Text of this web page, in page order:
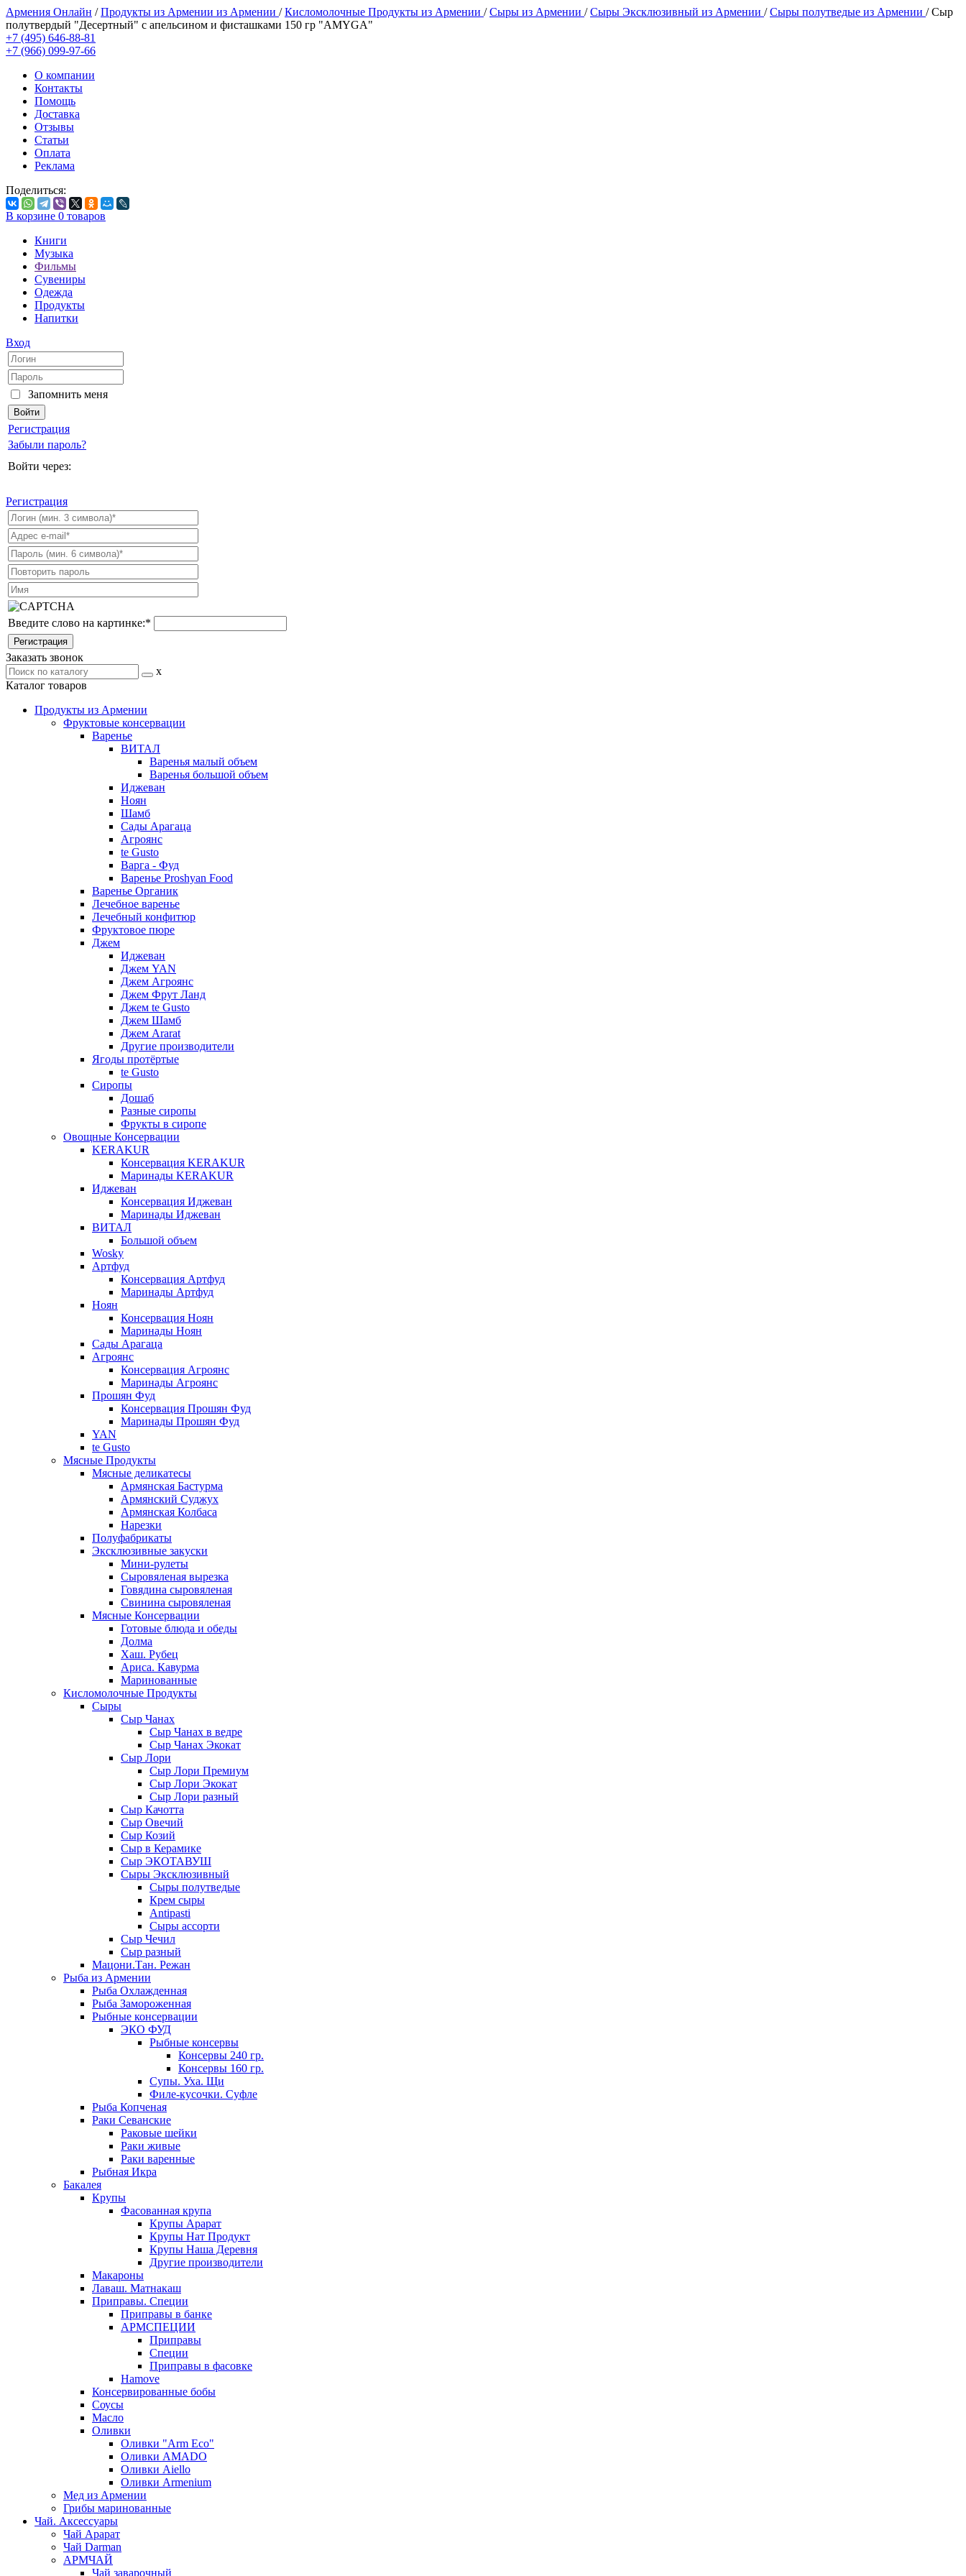
Армения Онлайн /Продукты из Армении из Армении /Кисломолочные Продукты из Армении /Сыры из Армении /Сыры Эксклюзивный из Армении /Сыры полутведые из Армении /Сыр
полутвердый "Десертный" с апельсином и фисташками 150 гр "AMYGA"
+7 (495) 646-88-81
+7 (966) 099-97-66
О компании
Контакты
Помощь
Доставка
Отзывы
Статьи
Оплата
Реклама
Поделиться:
В корзине 0 товаров
Книги
Музыка
Фильмы
Сувениры
Одежда
Продукты
Напитки
Вход
Запомнить меня
Регистрация
Забыли пароль?
Войти через:
Регистрация
Введите слово на картинке:*
Заказать звонок
x
Каталог товаров
Продукты из Армении
Фруктовые консервации
Варенье
ВИТАЛ
Варенья малый объем
Варенья большой объем
Иджеван
Ноян
Шамб
Сады Арагаца
Агроянс
te Gusto
Варга - Фуд
Варенье Proshyan Food
Варенье Органик
Лечебное варенье
Лечебный конфитюр
Фруктовое пюре
Джем
Иджеван
Джем YAN
Джем Агроянс
Джем Фрут Ланд
Джем te Gusto
Джем Шамб
Джем Ararat
Другие производители
Ягоды протёртые
te Gusto
Сиропы
Дошаб
Разные сиропы
Фрукты в сиропе
Овощные Консервации
KERAKUR
Консервация KERAKUR
Маринады KERAKUR
Иджеван
Консервация Иджеван
Маринады Иджеван
ВИТАЛ
Большой объем
Wosky
Артфуд
Консервация Артфуд
Маринады Артфуд
Ноян
Консервация Ноян
Маринады Ноян
Сады Арагаца
Агроянс
Консервация Агроянс
Маринады Агроянс
Прошян Фуд
Консервация Прошян Фуд
Маринады Прошян Фуд
YAN
te Gusto
Мясные Продукты
Мясные деликатесы
Армянская Бастурма
Армянский Суджух
Армянская Колбаса
Нарезки
Полуфабрикаты
Эксклюзивные закуски
Мини-рулеты
Сыровяленая вырезка
Говядина сыровяленая
Свинина сыровяленая
Мясные Консервации
Готовые блюда и обеды
Долма
Хаш. Рубец
Ариса. Кавурма
Маринованные
Кисломолочные Продукты
Сыры
Сыр Чанах
Сыр Чанах в ведре
Сыр Чанах Экокат
Сыр Лори
Сыр Лори Премиум
Сыр Лори Экокат
Сыр Лори разный
Сыр Качотта
Сыр Овечий
Сыр Козий
Сыр в Керамике
Сыр ЭКОТАВУШ
Сыры Эксклюзивный
Сыры полутведые
Крем сыры
Antipasti
Сыры ассорти
Сыр Чечил
Сыр разный
Мацони.Тан. Режан
Рыба из Армении
Рыба Охлажденная
Рыба Замороженная
Рыбные консервации
ЭКО ФУД
Рыбные консервы
Консервы 240 гр.
Консервы 160 гр.
Супы. Уха. Щи
Филе-кусочки. Суфле
Рыба Копченая
Раки Севанские
Раковые шейки
Раки живые
Раки варенные
Рыбная Икра
Бакалея
Крупы
Фасованная крупа
Крупы Арарат
Крупы Нат Продукт
Крупы Наша Деревня
Другие производители
Макароны
Лаваш. Матнакаш
Приправы. Специи
Приправы в банке
АРМСПЕЦИИ
Приправы
Специи
Приправы в фасовке
Hamove
Консервированные бобы
Соусы
Масло
Оливки
Оливки "Arm Eco"
Оливки AMADO
Оливки Aiello
Оливки Armenium
Мед из Армении
Грибы маринованные
Чай. Аксессуары
Чай Арарат
Чай Darman
АРМЧАЙ
Чай заварочный